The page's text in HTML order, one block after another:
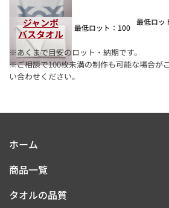
ジャンボ
バスタオル
最低ロット：100
最低ロッ
※あくまで目安のロット・納期です。
※ご相談で100枚未満の制作も可能な場合が
い合わせください。
ホーム
商品一覧
タオルの品質